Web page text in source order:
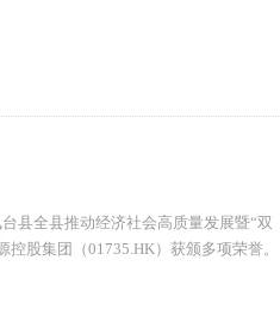
县全县推动经济社会高质量发展暨“双
股集团（01735.HK）获颁多项荣誉。